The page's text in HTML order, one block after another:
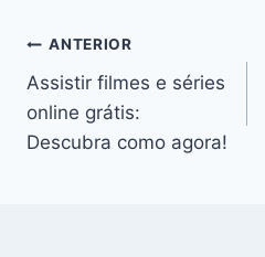
Navegação
de
Post
ANTERIOR
Assistir filmes e séries
online grátis:
Descubra como agora!